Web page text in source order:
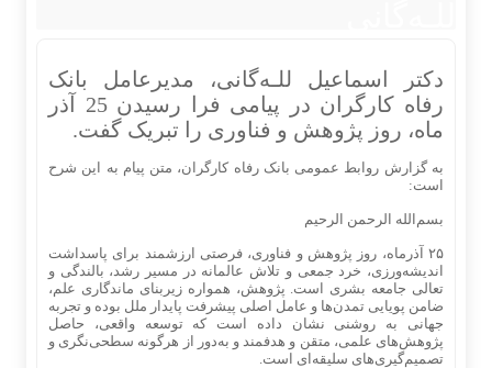
دکتر اسماعیل للـه‌گانی، مدیرعامل بانک
رفاه کارگران در پیامی فرا رسیدن 25 آذر
ماه، روز پژوهش و فناوری را تبریک گفت.
به گزارش روابط عمومی بانک رفاه کارگران، متن پیام به این شرح
است:
بسم‌الله الرحمن الرحیم
۲۵ آذرماه، روز پژوهش و فناوری، فرصتی ارزشمند برای پاسداشت
اندیشه‌ورزی، خرد جمعی و تلاش عالمانه در مسیر رشد، بالندگی و
تعالی جامعه بشری است. پژوهش، همواره زیربنای ماندگاری علم،
ضامن پویایی تمدن‌ها و عامل اصلی پیشرفت پایدار ملل بوده و تجربه
جهانی به روشنی نشان داده است که توسعه واقعی، حاصل
پژوهش‌های علمی، متقن و هدفمند و به‌دور از هرگونه سطحی‌نگری و
تصمیم‌گیری‌های سلیقه‌ای است.